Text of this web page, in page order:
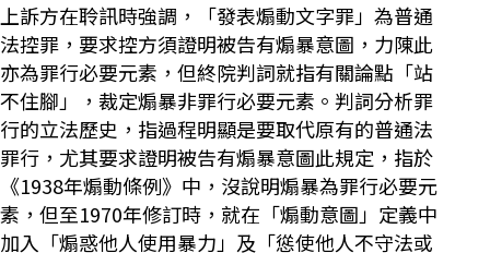
上訴方在聆訊時強調，「發表煽動文字罪」為普通
法控罪，要求控方須證明被告有煽暴意圖，力陳此
亦為罪行必要元素，但終院判詞就指有關論點「站
不住腳」，裁定煽暴非罪行必要元素。判詞分析罪
行的立法歷史，指過程明顯是要取代原有的普通法
罪行，尤其要求證明被告有煽暴意圖此規定，指於
《1938年煽動條例》中，沒說明煽暴為罪行必要元
素，但至1970年修訂時，就在「煽動意圖」定義中
加入「煽惑他人使用暴力」及「慫使他人不守法或